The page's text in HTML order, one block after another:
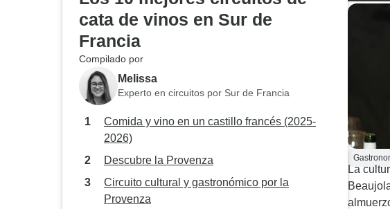
cata de vinos en Sur de
Francia
Compilado por
Melissa
Experto en circuitos por Sur de Francia
Comida y vino en un castillo francés (2025-
2026)
Descubre la Provenza
Circuito cultural y gastronómico por la
Provenza
La